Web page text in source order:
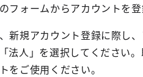
フォームからアカウントを登
新規アカウント登録に際し
法人」を選択してください
をご使用ください。